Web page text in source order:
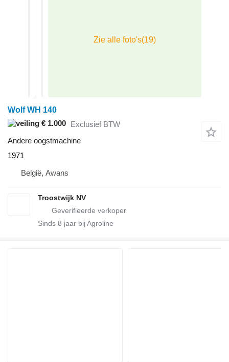
Wolf WH 140
€ 1.000 Exclusief BTW
Andere oogstmachine
1971
België, Awans
Troostwijk NV
Sinds 8 jaar bij Agroline